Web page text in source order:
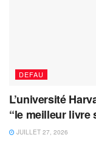
DEFAU
L’université
“le meilleur livre
JUILLET 27, 2026